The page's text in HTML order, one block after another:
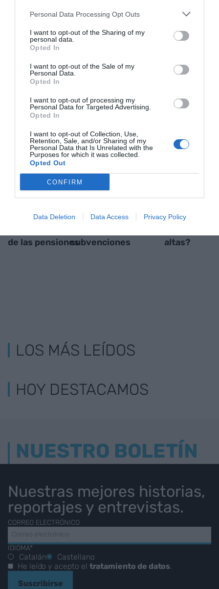
Personal Data Processing Opt Outs
I want to opt-out of the Sharing of my
personal data.
Opted In
I want to opt-out of the Sale of my
Personal Data.
Opted In
I want to opt-out of processing my
Personal Data for Targeted Advertising.
Opted In
I want to opt-out of Collection, Use,
Retention, Sale, and/or Sharing of my
Personal Data that Is Unrelated with the
Purposes for which it was collected.
Opted Out
CONFIRM
Data Deletion Data Access Privacy Policy
RELACIONADAS
entender la
de las pensiones
¿Pensiones? Pacto
subvenciones
pensiones:
altas?
LOS MÁS LEÍDOS
HOY DESTACAMOS
NUESTRO BOLETÍN
Nuestras mejores historias,
reportajes y entrevistas.
CORREO ELECTRÓNICO
IDIOMA*
Catalán
Castellano
He leído y acepto el tratamiento de datos.
Suscribirse